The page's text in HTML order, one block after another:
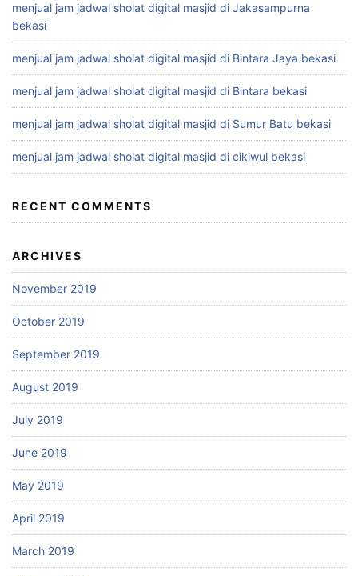
menjual jam jadwal sholat digital masjid di Jakasampurna
bekasi
menjual jam jadwal sholat digital masjid di Bintara Jaya bekasi
menjual jam jadwal sholat digital masjid di Bintara bekasi
menjual jam jadwal sholat digital masjid di Sumur Batu bekasi
menjual jam jadwal sholat digital masjid di cikiwul bekasi
RECENT COMMENTS
ARCHIVES
November 2019
October 2019
September 2019
August 2019
July 2019
June 2019
May 2019
April 2019
March 2019